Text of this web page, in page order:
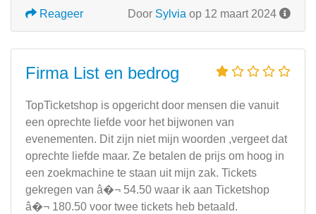
Door Sylvia op 12 maart 2024
Reageer
Firma List en bedrog
TopTicketshop is opgericht door mensen die vanuit
een oprechte liefde voor het bijwonen van
evenementen. Dit zijn niet mijn woorden ,vergeet dat
oprechte liefde maar. Ze betalen de prijs om hoog in
een zoekmachine te staan uit mijn zak. Tickets
gekregen van â�¬ 54.50 waar ik aan Ticketshop
â�¬ 180.50 voor twee tickets heb betaald.